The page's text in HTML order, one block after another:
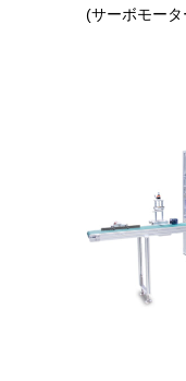
(サーボモー